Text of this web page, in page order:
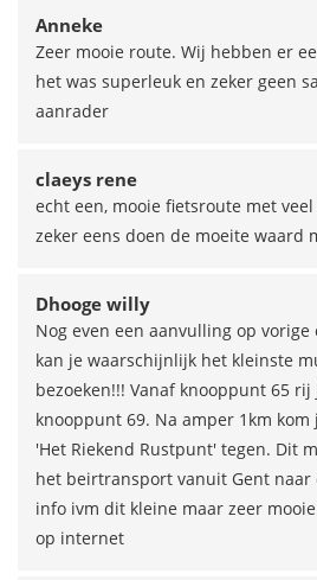
Anneke
Zeer mooie route. Wij hebben er
het was superleuk en zeker geen
aanrader
claeys rene
echt een, mooie fietsroute met
zeker eens doen de moeite waard
Dhooge willy
Nog even een aanvulling op
kan je waarschijnlijk het kleinste
bezoeken!!! Vanaf knooppunt 65
knooppunt 69. Na amper 1km
'Het Riekend Rustpunt' tegen. Dit
het beirtransport vanuit Gent naar
info ivm dit kleine maar zeer
op internet